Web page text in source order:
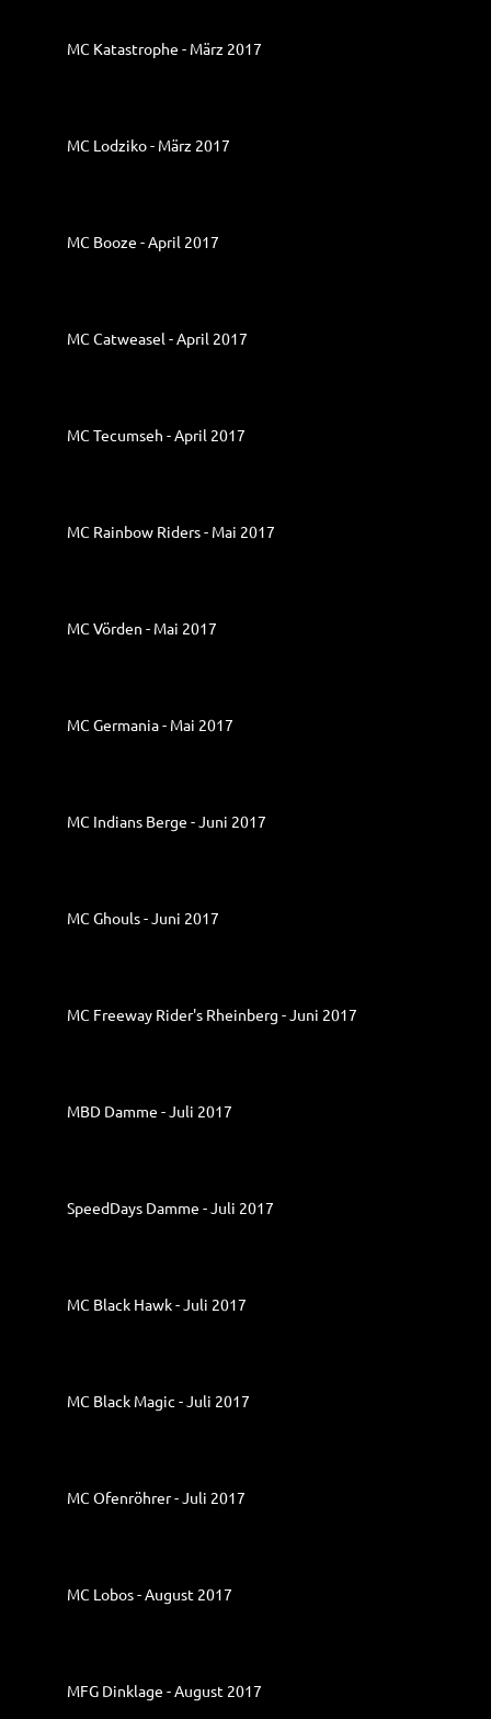
MC Katastrophe - März 2017
MC Lodziko - März 2017
MC Booze - April 2017
MC Catweasel - April 2017
MC Tecumseh - April 2017
MC Rainbow Riders - Mai 2017
MC Vörden - Mai 2017
MC Germania - Mai 2017
MC Indians Berge - Juni 2017
MC Ghouls - Juni 2017
MC Freeway Rider's Rheinberg - Juni 2017
MBD Damme - Juli 2017
SpeedDays Damme - Juli 2017
MC Black Hawk - Juli 2017
MC Black Magic - Juli 2017
MC Ofenröhrer - Juli 2017
MC Lobos - August 2017
MFG Dinklage - August 2017